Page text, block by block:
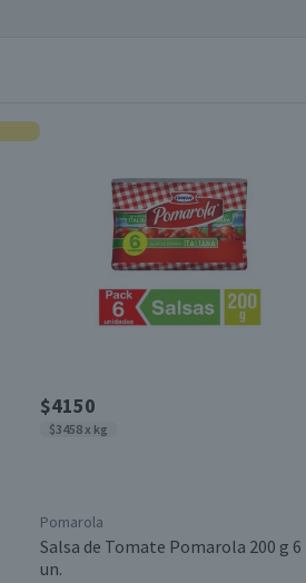
750 ml
Brillo Extremo
Chile
$4150
$3458 x kg
Pomarola
Salsa de Tomate Pomarola 200 g 6
un.